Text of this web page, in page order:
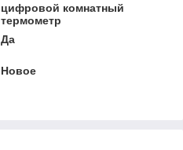
цифровой комнатный
термометр
Да
Новое